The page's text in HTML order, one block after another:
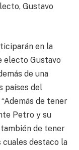
Gustavo
en la
electo Gustavo
de una
países del
de tener
Petro y su
de tener
destaco la